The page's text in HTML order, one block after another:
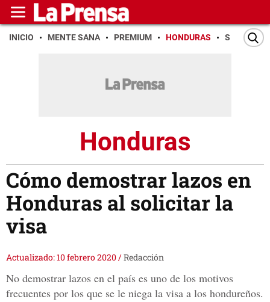
INICIO MENTE SANA PREMIUM HONDURAS SAN PEDRO
Honduras
Cómo demostrar lazos en
Honduras al solicitar la
visa
Actualizado: 10 febrero 2020/Redacción
No demostrar lazos en el país es uno de los motivos
frecuentes por los que se le niega la visa a los hondureños.